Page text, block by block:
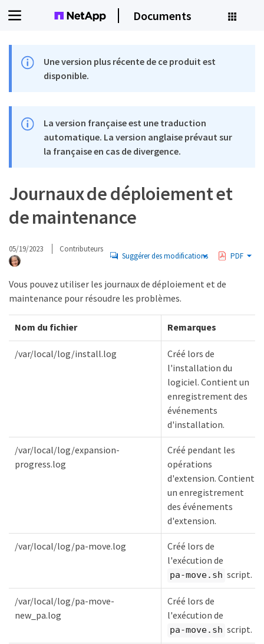
Documents
Une version plus récente de ce produit est
disponible.
La version française est une traduction
automatique. La version anglaise prévaut sur
la française en cas de divergence.
Journaux de déploiement et
de maintenance
05/19/2023 Contributeurs
Suggérer des modifications PDF
Vous pouvez utiliser les journaux de déploiement et de
maintenance pour résoudre les problèmes.
Nom du fichier Remarques
/var/local/log/install.log
Créé lors de
l'installation du
logiciel. Contient un
enregistrement des
événements
d'installation.
/var/local/log/expansion-
progress.log
Créé pendant les
opérations
d'extension. Contient
un enregistrement
des événements
d'extension.
/var/local/log/pa-move.log
Créé lors de
l'exécution de
pa-move.sh script.
/var/local/log/pa-move-
new_pa.log
Créé lors de
l'exécution de
pa-move.sh script.